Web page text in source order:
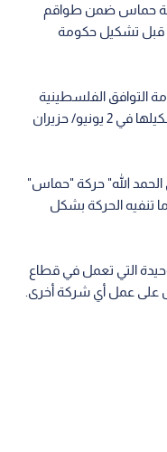
حماس ضمن طواقم
قبل تشكيل حكومة
التوافق الفلسطينية
التي لم تتسلم مهمها في القطاع منذ تشكيلها في 2 يونيو/ حزيران
الحمد الله" حركة "حماس"
تنفيه الحركة بشكل
التي تعمل في قطاع
على عمل أي شركة أخرى.